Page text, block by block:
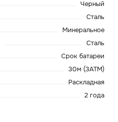
Черный
Сталь
Минеральное
Сталь
Срок батареи
30м (3ATM)
Раскладная
2 года